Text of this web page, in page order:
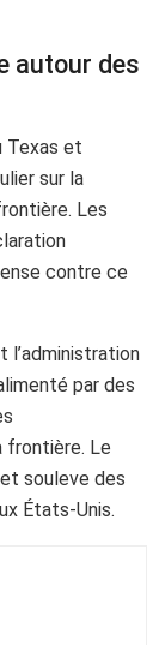
autour des
Texas et
sur la
Les
contre ce
l’administration
par des
frontière. Le
souleve des
États-Unis.